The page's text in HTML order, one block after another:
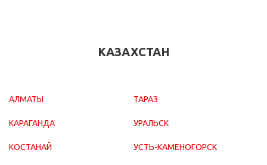
КАЗАХСТАН
АЛМАТЫ
КАРАГАНДА
КОСТАНАЙ
ТАРАЗ
УРАЛЬСК
УСТЬ-КАМЕНОГОРСК